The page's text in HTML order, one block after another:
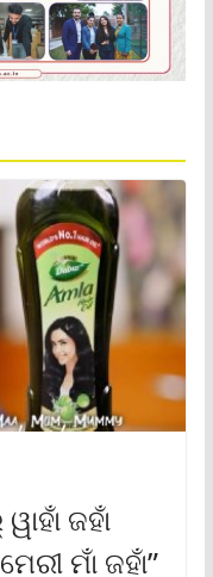
ଜହାଁ
ମାଁ ଜହାଁ”